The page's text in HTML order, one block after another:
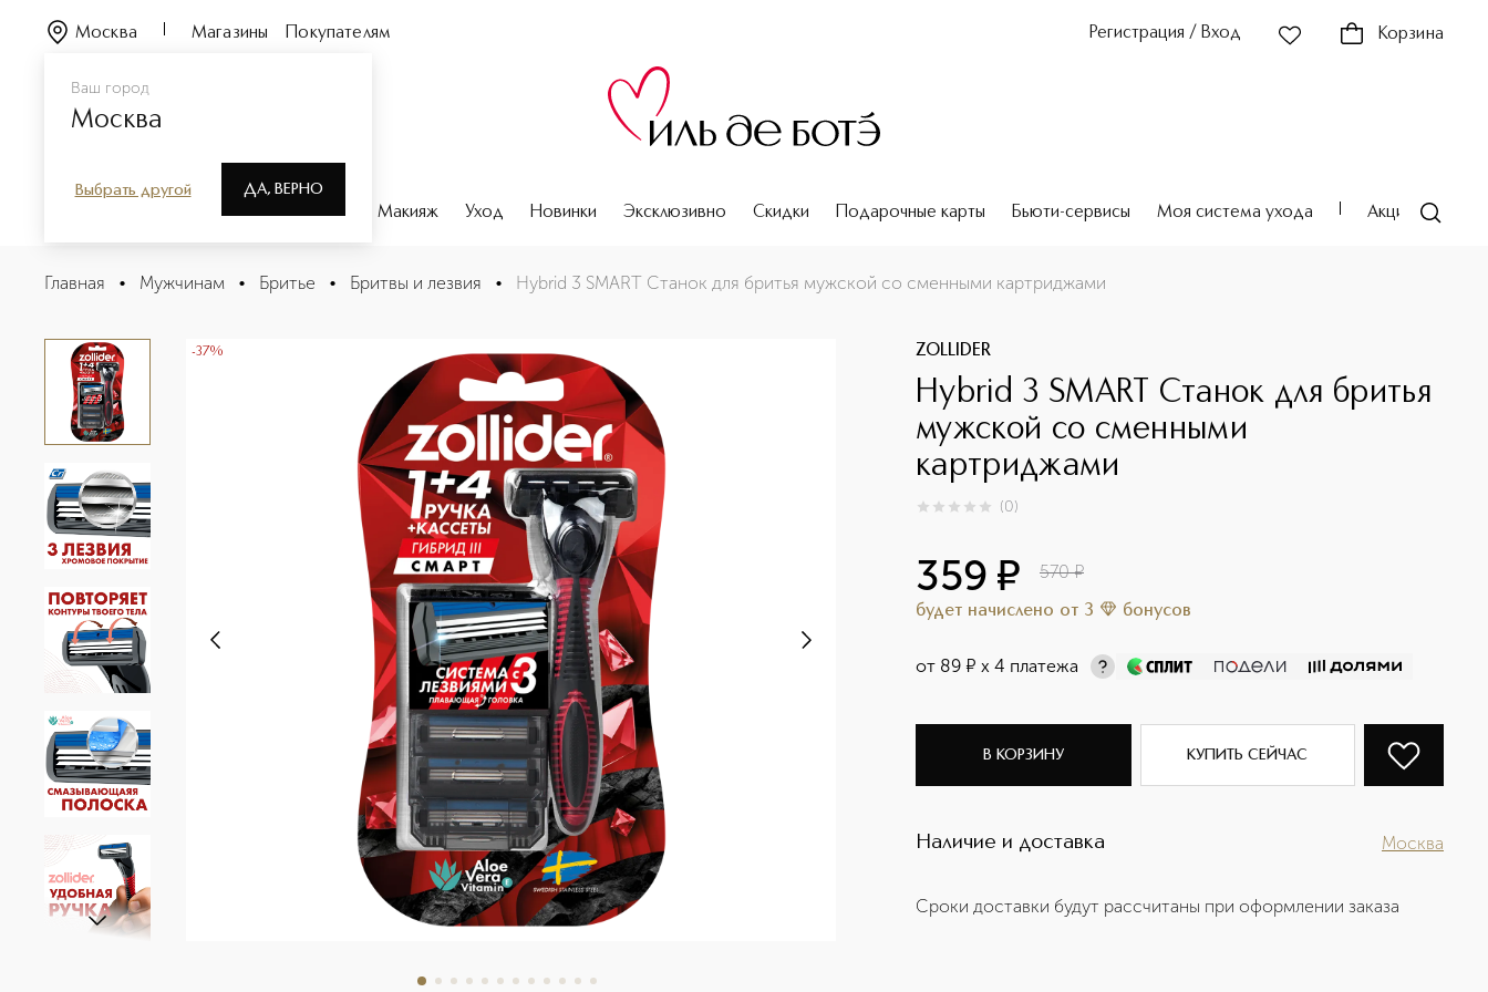
Ваш город
Москва
Выбрать другой ДА, ВЕРНО
Москва Магазины Покупателям Регистрация / Вход Корзина
Парфюмерия Макияж Уход Новинки Эксклюзивно Скидки Подарочные карты Бьюти-сервисы Моя система ухода Акции
Hybrid 3 SMART Станок для бритья мужской со сменными картриджами
Описание
Главная • Мужчинам • Бритье • Бритвы и лезвия • Hybrid 3 SMART Станок для бритья мужской со сменными картриджами
-37% ZOLLIDER
Hybrid 3 SMART Станок для бритья
мужской со сменными
картриджами
0из 0 (0)
359 ¤ 570 ¤
будет начислено от 3 бонусов
от 89 ¤ х 4 платежа
В КОРЗИНУ КУПИТЬ СЕЙЧАС
Наличие и доставка Москва
Сроки доставки будут рассчитаны при оформлении заказа